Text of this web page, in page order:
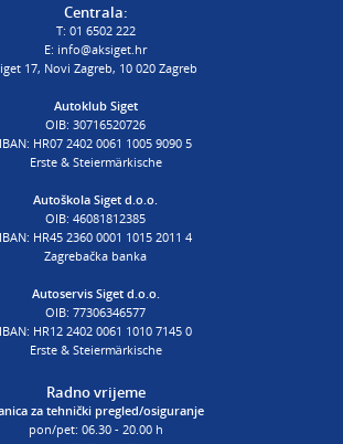
Centrala:
T: 01 6502 222
E: info@aksiget.hr
17, Novi Zagreb, 10 020 Zagreb
Autoklub Siget
OIB: 30716520726
IBAN: HR07 2402 0061 1005 9090 5
Erste & Steiermärkische
Autoškola Siget d.o.o.
OIB: 46081812385
IBAN: HR45 2360 0001 1015 2011 4
Zagrebačka banka
Autoservis Siget d.o.o.
OIB: 77306346577
IBAN: HR12 2402 0061 1010 7145 0
Erste & Steiermärkische
Radno vrijeme
za tehnički pregled/osiguranje
pon/pet: 06.30 - 20.00 h